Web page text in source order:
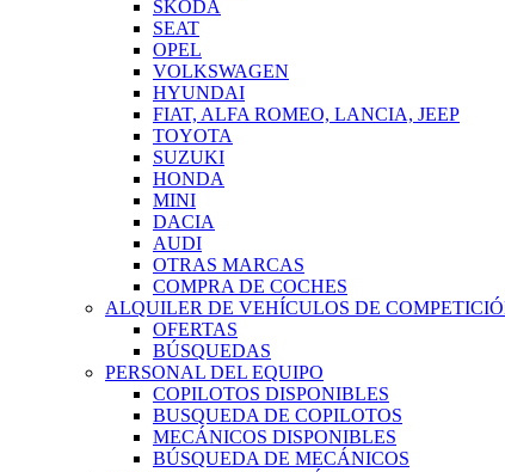
SKODA
SEAT
OPEL
VOLKSWAGEN
HYUNDAI
FIAT, ALFA ROMEO, LANCIA, JEEP
TOYOTA
SUZUKI
HONDA
MINI
DACIA
AUDI
OTRAS MARCAS
COMPRA DE COCHES
ALQUILER DE VEHÍCULOS DE
OFERTAS
BÚSQUEDAS
PERSONAL DEL EQUIPO
COPILOTOS DISPONIBLES
BUSQUEDA DE COPILOTOS
MECÁNICOS DISPONIBLES
BÚSQUEDA DE MECÁNICOS